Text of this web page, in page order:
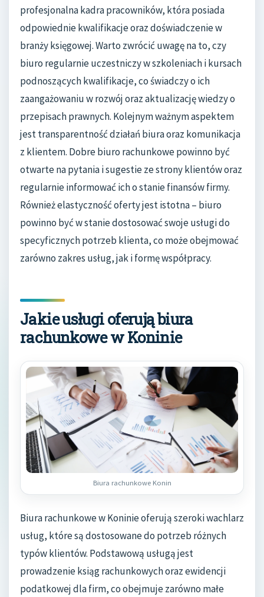
profesjonalna kadra pracowników, która posiada
odpowiednie kwalifikacje oraz doświadczenie w
branży księgowej. Warto zwrócić uwagę na to, czy
biuro regularnie uczestniczy w szkoleniach i kursach
podnoszących kwalifikacje, co świadczy o ich
zaangażowaniu w rozwój oraz aktualizację wiedzy o
przepisach prawnych. Kolejnym ważnym aspektem
jest transparentność działań biura oraz komunikacja
z klientem. Dobre biuro rachunkowe powinno być
otwarte na pytania i sugestie ze strony klientów oraz
regularnie informować ich o stanie finansów firmy.
Również elastyczność oferty jest istotna – biuro
powinno być w stanie dostosować swoje usługi do
specyficznych potrzeb klienta, co może obejmować
zarówno zakres usług, jak i formę współpracy.
Jakie usługi oferują biura
rachunkowe w Koninie
Biura rachunkowe Konin
Biura rachunkowe w Koninie oferują szeroki wachlarz
usług, które są dostosowane do potrzeb różnych
typów klientów. Podstawową usługą jest
prowadzenie ksiąg rachunkowych oraz ewidencji
podatkowej dla firm, co obejmuje zarówno małe